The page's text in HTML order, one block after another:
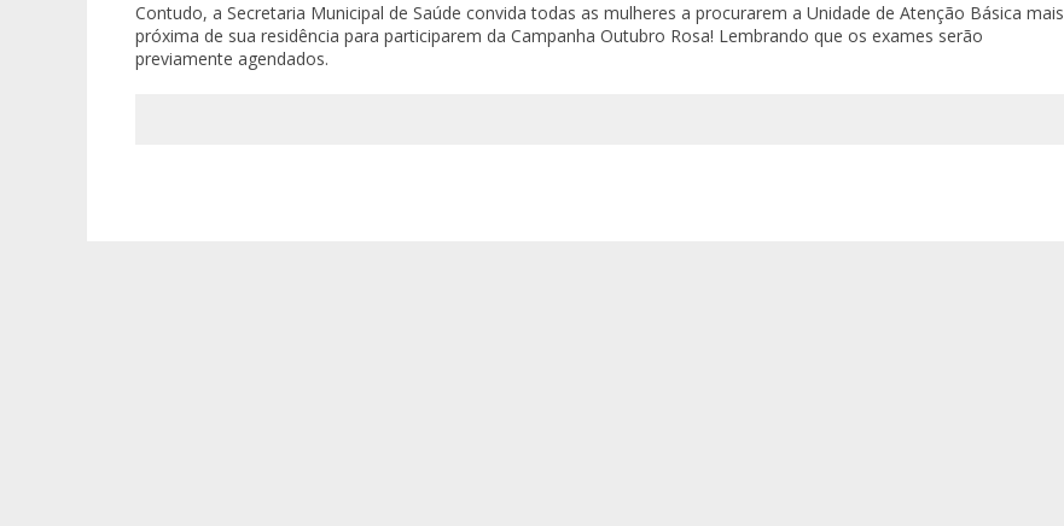
Contudo, a Secretaria Municipal de Saúde convida todas as mulheres a procurarem a Unidade de Atenção Básica mais
próxima de sua residência para participarem da Campanha Outubro Rosa! Lembrando que os exames serão
previamente agendados.